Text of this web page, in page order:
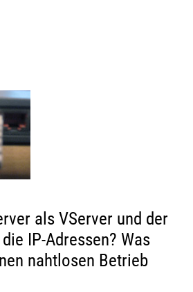
als VServer und der
IP-Adressen? Was
nahtlosen Betrieb